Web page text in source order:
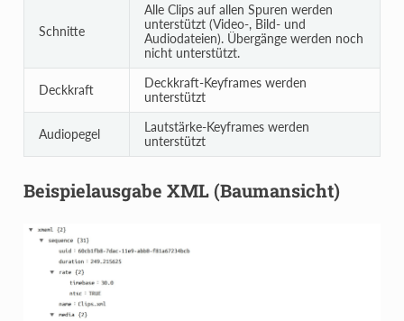
Schnitte
Alle Clips auf allen Spuren werden
unterstützt (Video-, Bild- und
Audiodateien). Übergänge werden noch
nicht unterstützt.
Deckkraft
Deckkraft-Keyframes werden
unterstützt
Audiopegel
Lautstärke-Keyframes werden
unterstützt
Beispielausgabe XML (Baumansicht)